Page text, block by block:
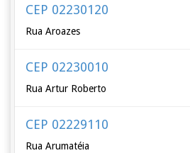
CEP 02230120
Rua Aroazes
CEP 02230010
Rua Artur Roberto
CEP 02229110
Rua Arumatéia